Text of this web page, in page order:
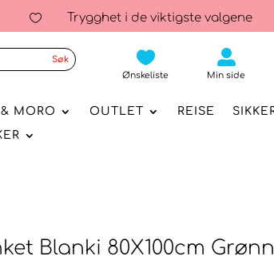
 Trygghet i de viktigste valgene

Ønskeliste

Min side
MORO OUTLET REISE
Blanki 80X100cm Grønn